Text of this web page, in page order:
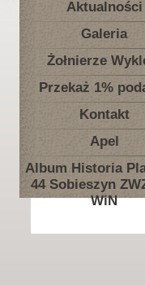
Aktualności
Galeria
Żołnierze
Przekaż 1%
Kontakt
Apel
Album Historia
44 Sobieszyn
WiN